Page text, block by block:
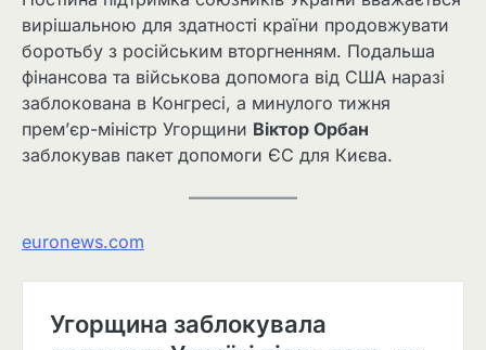
вирішальною для здатності країни продовжувати
боротьбу з російським вторгненням. Подальша
фінансова та військова допомога від США наразі
заблокована в Конгресі, а минулого тижня
прем’єр-міністр Угорщини Віктор Орбан
заблокував пакет допомоги ЄС для Києва.
euronews.com